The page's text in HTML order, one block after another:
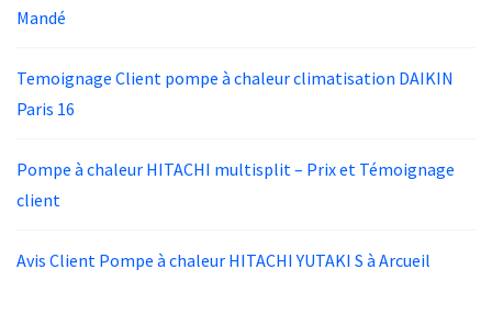
Mandé
Temoignage Client pompe à chaleur climatisation DAIKIN
Paris 16
Pompe à chaleur HITACHI multisplit – Prix et Témoignage
client
Avis Client Pompe à chaleur HITACHI YUTAKI S à Arcueil